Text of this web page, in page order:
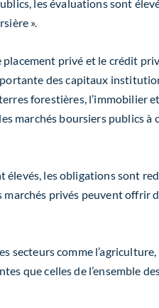
les évaluations sont
».
privé et le crédit
des capitaux
forestières, l’immobilier
marchés boursiers publics à
élevés, les obligations sont
privés peuvent offrir
secteurs comme
que celles de l’ensemble